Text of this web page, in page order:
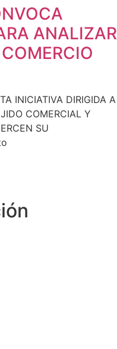
ANALIZAR
INICIATIVA DIRIGIDA A
COMERCIAL Y
SU